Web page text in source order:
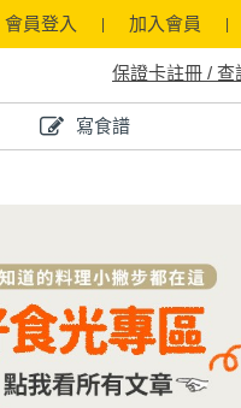
會員登入 加入會員
保證卡註冊 / 查
寫食譜